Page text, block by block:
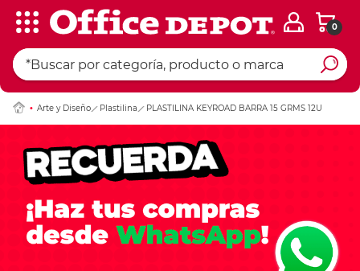
0
Arte y Diseño Plastilina PLASTILINA KEYROAD BARRA 15 GRMS 12U
Ingresar Codigo